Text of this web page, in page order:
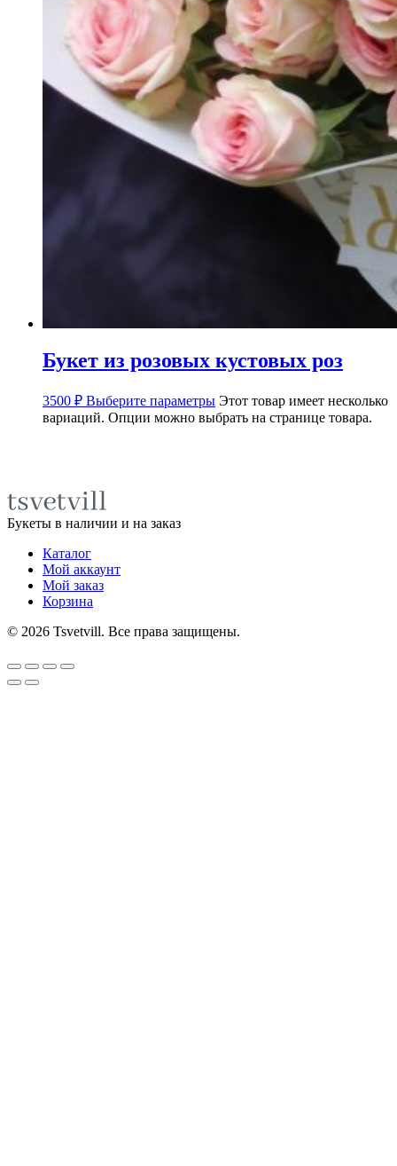
Букет из розовых кустовых роз
3500 ₽ Выберите параметры Этот товар имеет несколько
вариаций. Опции можно выбрать на странице товара.
Букеты в наличии и на заказ
Каталог
Мой аккаунт
Мой заказ
Корзина
© 2026 Tsvetvill. Все права защищены.